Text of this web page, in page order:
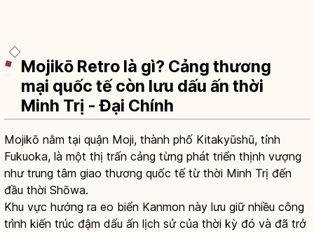
Mojikō Retro là gì? Cảng thương
mại quốc tế còn lưu dấu ấn thời
Minh Trị - Đại Chính
Mojikō nằm tại quận Moji, thành phố Kitakyūshū, tỉnh
Fukuoka, là một thị trấn cảng từng phát triển thịnh vượng
như trung tâm giao thương quốc tế từ thời Minh Trị đến
đầu thời Shōwa.
Khu vực hướng ra eo biển Kanmon này lưu giữ nhiều công
trình kiến trúc đậm dấu ấn lịch sử của thời kỳ đó và đã trở